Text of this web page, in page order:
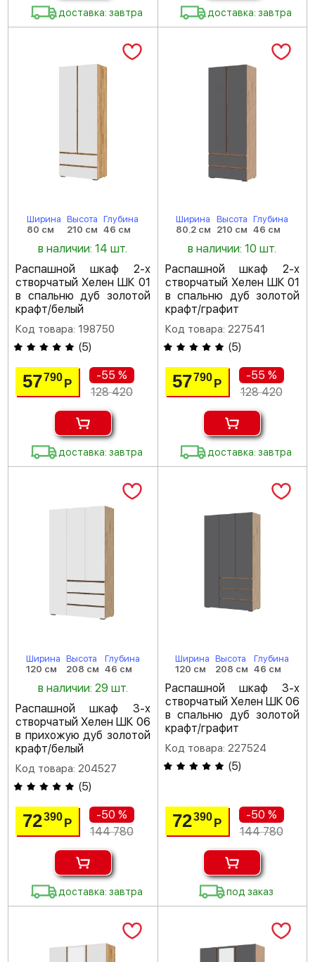
доставка: завтра доставка: завтра
Ширина
80 см
Высота
210 см
Глубина
46 см
в наличии: 14 шт.
Распашной шкаф 2-х
створчатый Хелен ШК 01
в спальню дуб золотой
крафт/белый
Код товара: 198750
(5)
57790Р
-55 %
128 420
доставка: завтра
Ширина
80.2 см
Высота
210 см
Глубина
46 см
в наличии: 10 шт.
Распашной шкаф 2-х
створчатый Хелен ШК 01
в спальню дуб золотой
крафт/графит
Код товара: 227541
(5)
57790 Р
-55 %
128 420
доставка: завтра
Ширина
120 см
Высота
208 см
Глубина
46 см
в наличии: 29 шт.
Распашной шкаф 3-х
створчатый Хелен ШК 06
в прихожую дуб золотой
крафт/белый
Код товара: 204527
(5)
72390Р
-50 %
144 780
доставка: завтра
Ширина
120 см
Высота
208 см
Глубина
46 см
Распашной шкаф 3-х
створчатый Хелен ШК 06
в спальню дуб золотой
крафт/графит
Код товара: 227524
(5)
72390 Р
-50 %
144 780
под заказ